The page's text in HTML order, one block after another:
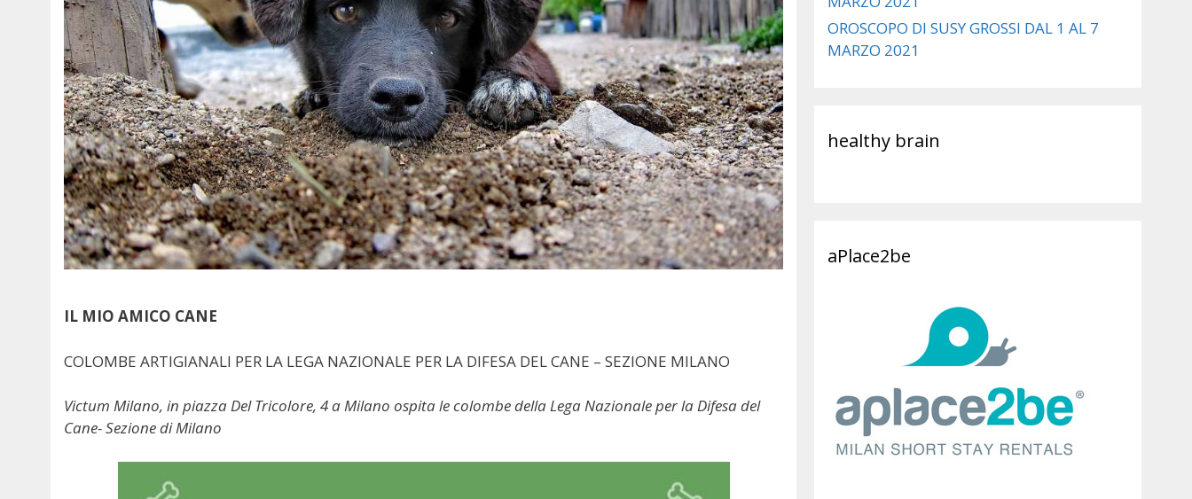
IL MIO AMICO CANE
COLOMBE ARTIGIANALI PER LA LEGA NAZIONALE PER LA DIFESA DEL CANE – SEZIONE MILANO
Victum Milano, in piazza Del Tricolore, 4 a Milano ospita le colombe della Lega Nazionale per la Difesa del
Cane- Sezione di Milano
OROSCOPO DI SUSY GROSSI DAL 1 AL 7
MARZO 2021
healthy brain
aPlace2be